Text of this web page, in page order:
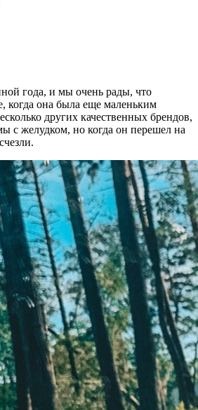
года, и мы очень рады, что
когда она была еще маленьким
других качественных брендов,
с желудком, но когда он перешел на